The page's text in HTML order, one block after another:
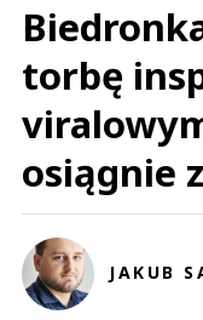
torbę
osiągnie
JAKUB